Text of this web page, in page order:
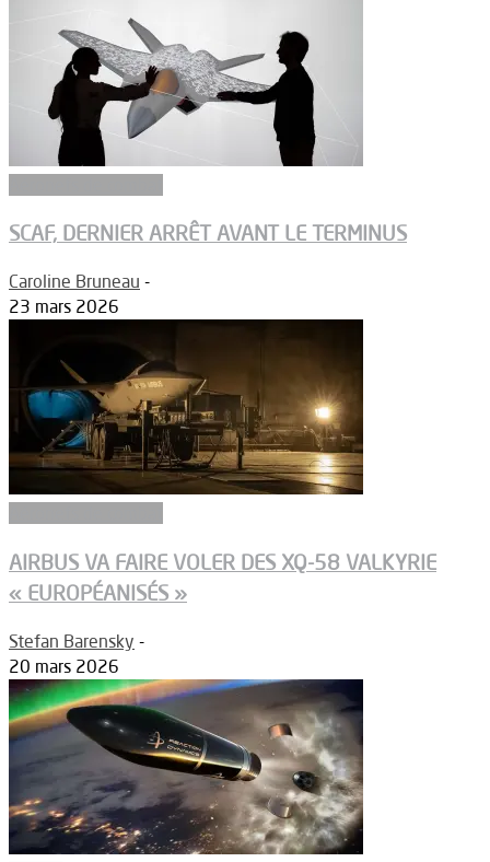
SCAF, DERNIER ARRÊT AVANT LE TERMINUS
Caroline Bruneau -
23 mars 2026
AIRBUS VA FAIRE VOLER DES XQ-58 VALKYRIE
« EUROPÉANISÉS »
Stefan Barensky -
20 mars 2026